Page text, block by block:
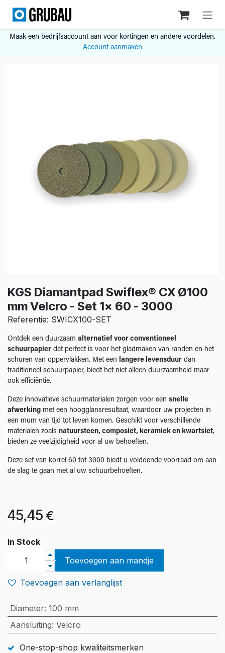
Overslaan naar inhoud
Maak een bedrijfsaccount aan voor kortingen en andere voordelen.
Account aanmaken
KGS Diamantpad Swiflex® CX Ø100
mm Velcro - Set 1x 60 - 3000
Referentie: SWICX100-SET
Ontdek een duurzaam alternatief voor conventioneel
schuurpapier dat perfect is voor het gladmaken van randen en het
schuren van oppervlakken. Met een langere levensduur dan
traditioneel schuurpapier, biedt het niet alleen duurzaamheid maar
ook efficiëntie.
Deze innovatieve schuurmaterialen zorgen voor een snelle
afwerking met een hoogglansresultaat, waardoor uw projecten in
een mum van tijd tot leven komen. Geschikt voor verschillende
materialen zoals natuursteen, composiet, keramiek en kwartsiet,
bieden ze veelzijdigheid voor al uw behoeften.
Deze set van korrel 60 tot 3000 biedt u voldoende voorraad om aan
de slag te gaan met al uw schuurbehoeften.
45,45 €
In Stock
Toevoegen aan mandje
Toevoegen aan verlanglijst
Diameter: 100 mm
Aansluiting: Velcro
One-stop-shop kwaliteitsmerken